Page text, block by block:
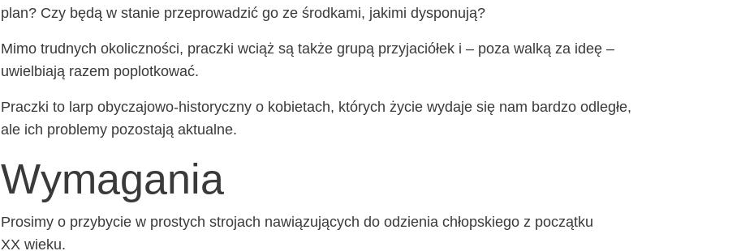
plan? Czy będą w sta­nie prze­pro­wa­dzić go ze środ­ka­mi, jaki­mi dysponują?
Mimo trud­nych oko­licz­no­ści, pracz­ki wciąż są tak­że gru­pą przy­ja­ció­łek i – poza wal­ką za ideę –
uwiel­bia­ją razem poplotkować.
Pracz­ki to larp oby­­cza­­jo­­wo-histo­­ry­cz­ny o kobie­tach, któ­rych życie wyda­je się nam bar­dzo odle­głe,
ale ich pro­ble­my pozo­sta­ją aktualne.
Wymagania
Pro­si­my o przy­by­cie w pro­stych stro­jach nawią­zu­ją­cych do odzie­nia chłop­skie­go z począt­ku
XX wieku.